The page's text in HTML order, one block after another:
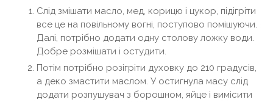
Слід змішати масло, мед, корицю і цукор, підігріти
все це на повільному вогні, поступово помішуючи.
Далі, потрібно додати одну столову ложку води.
Добре розмішати і остудити.
Потім потрібно розігріти духовку до 210 градусів,
а деко змастити маслом. У остигнула масу слід
додати розпушувач з борошном, яйце і вимісити